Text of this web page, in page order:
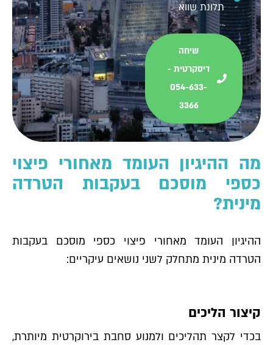
תלונת שווא
שיחה
דיסקרטית -
054-633-
3366
מה ההיגיון העומד מאחורי פיצוי
כספי מוסכם בעקבות הטרדה
מינית?
ההיגיון העומד מאחורי פיצוי כספי מוסכם בעקבות
הטרדה מינית מתחלק לשני נושאים עיקריים:
קיצור הליכים
בכדי לקצר תהליכים ולמנוע סחבת בירוקרטית מיותרת,